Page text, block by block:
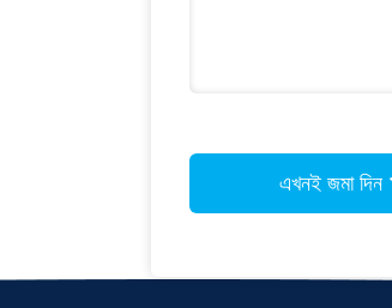
এখনই জমা দিন